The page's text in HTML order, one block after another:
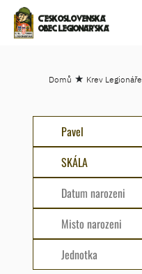
ČESKOSLOVENSKÁ
OBEC LEGIONÁŘSKÁ
Domů ★ Krev Legionáře